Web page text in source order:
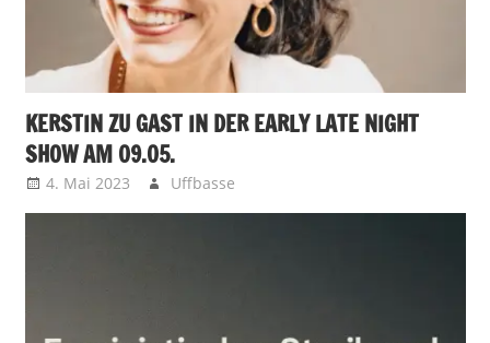
KERSTIN ZU GAST IN DER EARLY LATE NIGHT
SHOW AM 09.05.
4. Mai 2023 Uffbasse